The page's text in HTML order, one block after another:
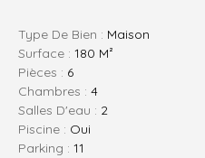
Type De Bien : Maison
Surface : 180 M²
Pièces : 6
Chambres : 4
Salles D'eau : 2
Piscine : Oui
Parking : 11